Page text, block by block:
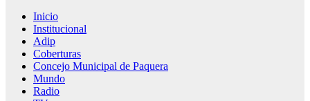
Inicio
Institucional
Adip
Coberturas
Concejo Municipal de Paquera
Mundo
Radio